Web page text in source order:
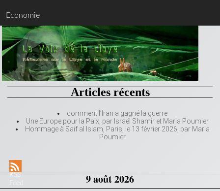
Economie
Articles récents
comment l’Iran a gagné la guerre
Une Europe pour la Paix, par Israël Shamir et Maria Poumier
Hommage à Saif al Islam, Paris, le 13 février 2026, par Maria
Poumier
RSS
9 août 2026